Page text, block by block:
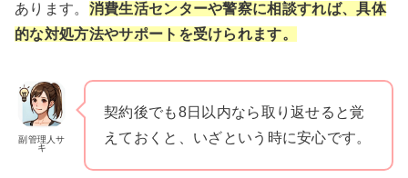
あります。 消費生活センターや警察に相談すれば、具体
的な対処方法やサポートを受けられます。
副管理人サ
キ
契約後でも8日以内なら取り返せると覚
えておくと、いざという時に安心です。